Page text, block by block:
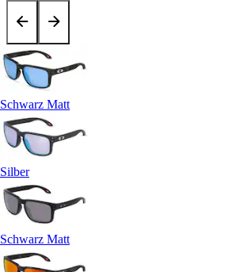
Schwarz Matt
Silber
Schwarz Matt